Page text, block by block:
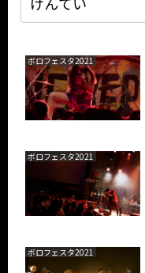
ボロフェスタ2021
ボロフェスタ2021
ボロフェスタ2021